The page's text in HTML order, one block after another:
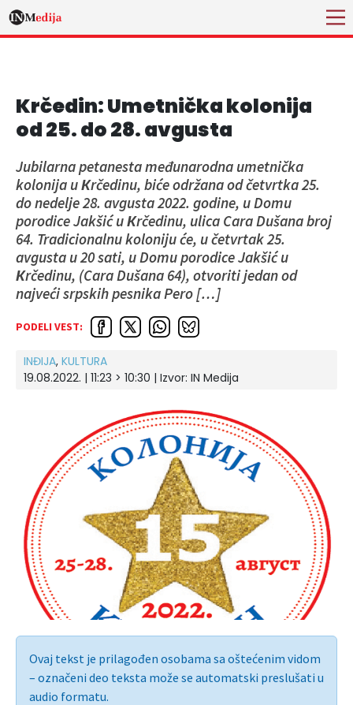
Krčedin: Umetnička kolonija
od 25. do 28. avgusta
Jubilarna petanesta međunarodna umetnička
kolonija u Кrčedinu, biće održana od četvrtka 25.
do nedelje 28. avgusta 2022. godine, u Domu
porodice Jakšić u Кrčedinu, ulica Cara Dušana broj
64. Tradicionalnu koloniju će, u četvrtak 25.
avgusta u 20 sati, u Domu porodice Jakšić u
Кrčedinu, (Cara Dušana 64), otvoriti jedan od
najveći srpskih pesnika Pero […]
PODELI VEST:
INĐIJA, KULTURA
19.08.2022. | 11:23 > 10:30 | Izvor: IN Medija
Ovaj tekst je prilagođen osobama sa oštećenim vidom
– označeni deo teksta može se automatski preslušati u
audio formatu.